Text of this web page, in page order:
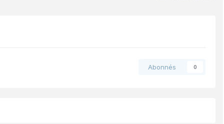
Abonnés 0